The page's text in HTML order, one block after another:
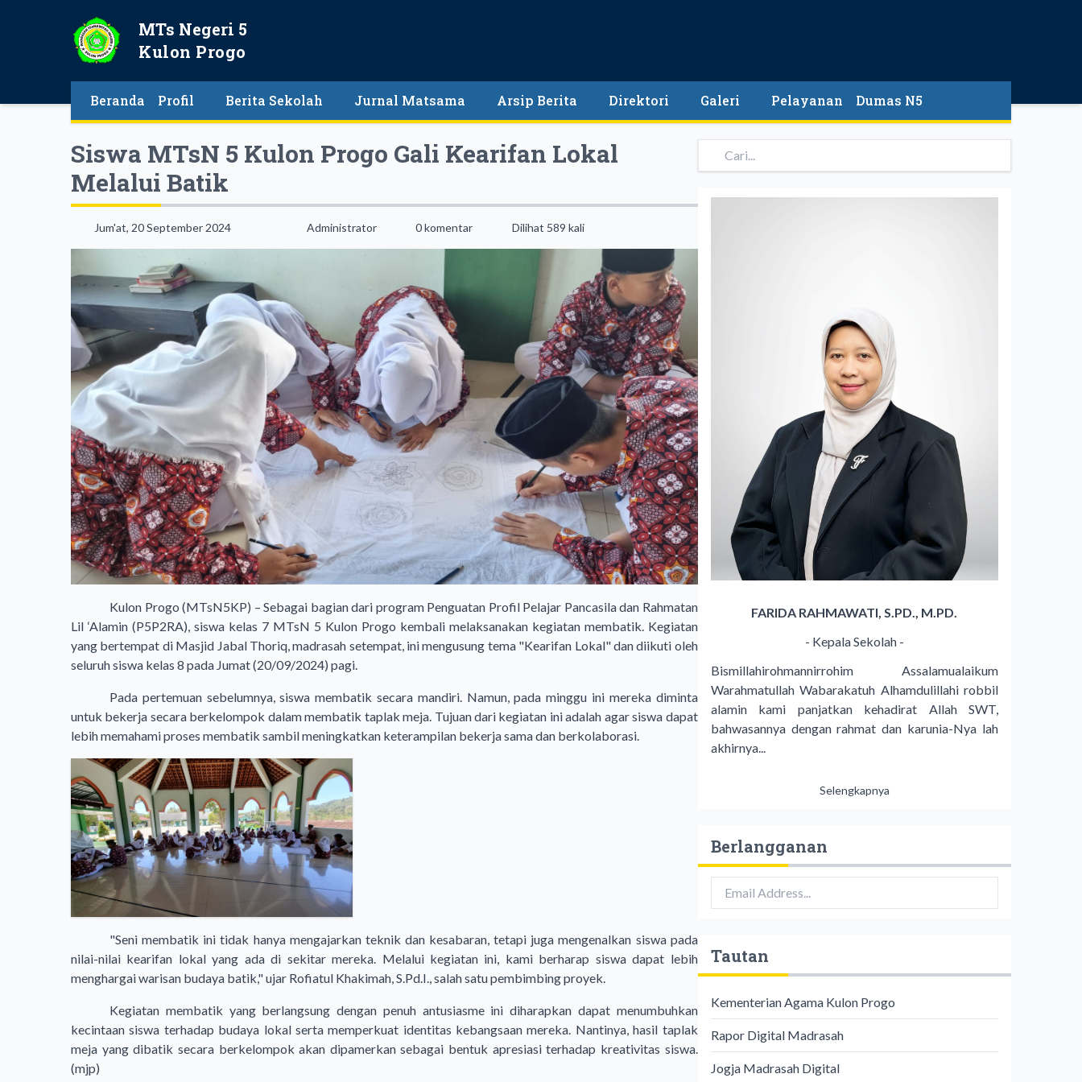
MTs Negeri 5
Kulon Progo
Beranda Profil Berita Sekolah Jurnal Matsama Arsip Berita Direktori Galeri Pelayanan Dumas N5
Siswa MTsN 5 Kulon Progo Gali Kearifan Lokal
Melalui Batik
Jum'at, 20 September 2024 Administrator 0 komentar Dilihat 589 kali
Kulon Progo (MTsN5KP) – Sebagai bagian dari program Penguatan Profil Pelajar Pancasila dan Rahmatan
Lil ‘Alamin (P5P2RA), siswa kelas 7 MTsN 5 Kulon Progo kembali melaksanakan kegiatan membatik. Kegiatan
yang bertempat di Masjid Jabal Thoriq, madrasah setempat, ini mengusung tema "Kearifan Lokal" dan diikuti oleh
seluruh siswa kelas 8 pada Jumat (20/09/2024) pagi.
Pada pertemuan sebelumnya, siswa membatik secara mandiri. Namun, pada minggu ini mereka diminta
untuk bekerja secara berkelompok dalam membatik taplak meja. Tujuan dari kegiatan ini adalah agar siswa dapat
lebih memahami proses membatik sambil meningkatkan keterampilan bekerja sama dan berkolaborasi.
"Seni membatik ini tidak hanya mengajarkan teknik dan kesabaran, tetapi juga mengenalkan siswa pada
nilai-nilai kearifan lokal yang ada di sekitar mereka. Melalui kegiatan ini, kami berharap siswa dapat lebih
menghargai warisan budaya batik," ujar Rofiatul Khakimah, S.Pd.I., salah satu pembimbing proyek.
Kegiatan membatik yang berlangsung dengan penuh antusiasme ini diharapkan dapat menumbuhkan
kecintaan siswa terhadap budaya lokal serta memperkuat identitas kebangsaan mereka. Nantinya, hasil taplak
meja yang dibatik secara berkelompok akan dipamerkan sebagai bentuk apresiasi terhadap kreativitas siswa.
(mjp)
FARIDA RAHMAWATI, S.PD., M.PD.
- Kepala Sekolah -
Bismillahirohmannirrohim Assalamualaikum
Warahmatullah Wabarakatuh Alhamdulillahi robbil
alamin kami panjatkan kehadirat Allah SWT,
bahwasannya dengan rahmat dan karunia-Nya lah
akhirnya...
Selengkapnya
Berlangganan
Tautan
Kementerian Agama Kulon Progo
Rapor Digital Madrasah
Jogja Madrasah Digital